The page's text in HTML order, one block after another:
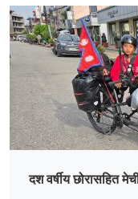
दश वर्षीय छोरासहित